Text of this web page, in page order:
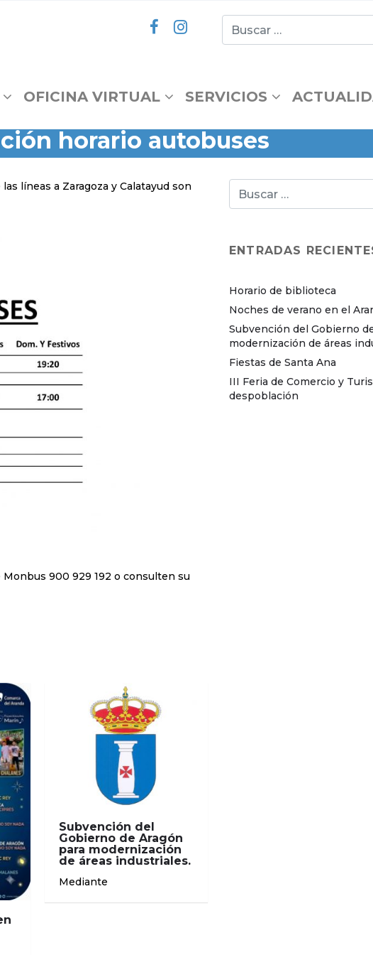
OFICINA VIRTUAL SERVICIOS
horario autobuses
líneas a Zaragoza y Calatayud son
900 929 192 o consulten su
Subvención del
Gobierno de Aragón
para modernización
de áreas industriales.
Mediante
ENTRADAS
Horario de biblioteca
Noches de verano en el
Subvención del Gobierno
modernización de áreas
Fiestas de Santa Ana
III Feria de Comercio y
despoblación